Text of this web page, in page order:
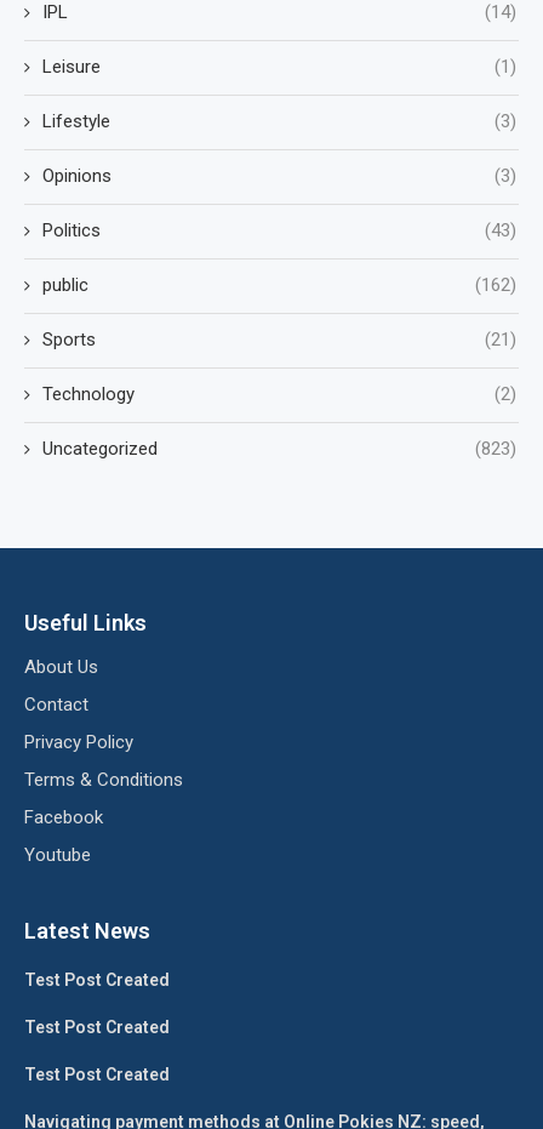
IPL (14)
Leisure (1)
Lifestyle (3)
Opinions (3)
Politics (43)
public (162)
Sports (21)
Technology (2)
Uncategorized (823)
Useful Links
About Us
Contact
Privacy Policy
Terms & Conditions
Facebook
Youtube
Latest News
Test Post Created
Test Post Created
Test Post Created
Navigating payment methods at Online Pokies NZ: speed,